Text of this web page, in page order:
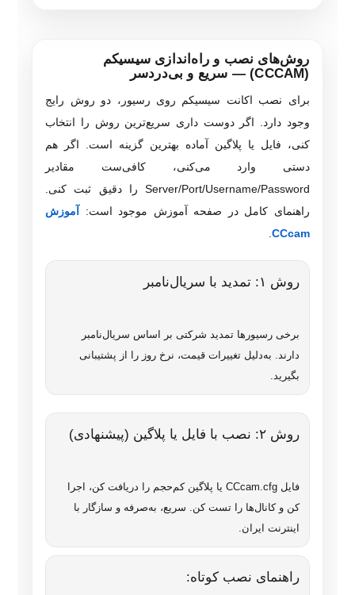
روش‌های نصب و راه‌اندازی سیسیکم
(CCCAM) — سریع و بی‌دردسر
برای نصب اکانت سیسیکم روی رسیور، دو روش رایج
وجود دارد. اگر دوست داری سریع‌ترین روش را انتخاب
کنی، فایل یا پلاگین آماده بهترین گزینه است. اگر هم
دستی وارد می‌کنی، کافی‌ست مقادیر
Server/Port/Username/Password را دقیق ثبت کنی.
راهنمای کامل در صفحه آموزش موجود است:
آموزش
CCcam
روش ۱: تمدید با سریال‌نامبر
برخی رسیورها تمدید شرکتی بر اساس سریال‌نامبر
دارند. به‌دلیل تغییرات قیمت، نرخ روز را از پشتیبانی
بگیرید.
روش ۲: نصب با فایل یا پلاگین (پیشنهادی)
فایل CCcam.cfg یا پلاگین کم‌حجم را دریافت کن، اجرا
کن و کانال‌ها را تست کن. سریع، به‌صرفه و سازگار با
اینترنت ایران.
راهنمای نصب کوتاه: